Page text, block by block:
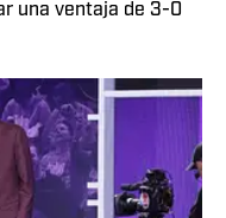
una ventaja de 3-0